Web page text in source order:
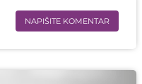
NAPIŠITE KOMENTAR